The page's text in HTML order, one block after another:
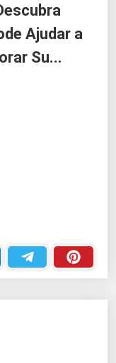
Ajudar a
Su...